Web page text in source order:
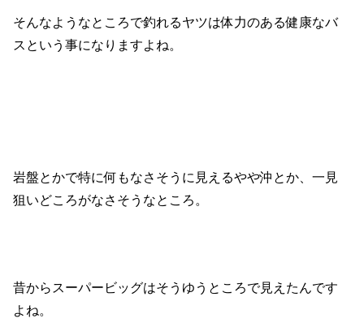
そんなようなところで釣れるヤツは体力のある健康なバ
スという事になりますよね。
岩盤とかで特に何もなさそうに見えるやや沖とか、一見
狙いどころがなさそうなところ。
昔からスーパービッグはそうゆうところで見えたんです
よね。